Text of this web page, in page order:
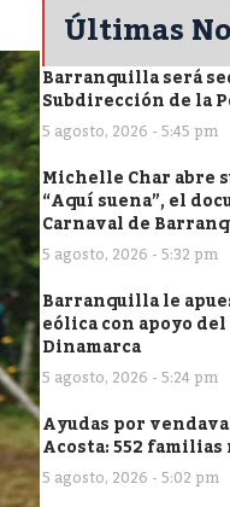
Últimas
Barranquilla será
Subdirección de la
5 agosto, 2026 - 5:45 pm
Michelle Char abre
“Aquí suena”, el
Carnaval de
5 agosto, 2026 - 5:32 pm
Barranquilla le
eólica con apoyo
Dinamarca
5 agosto, 2026 - 5:24 pm
Ayudas por
Acosta: 552
5 agosto, 2026 - 5:02 pm